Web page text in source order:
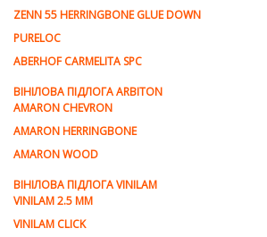
ZENN 55 HERRINGBONE GLUE DOWN
PURELOC
ABERHOF CARMELITA SPC
ВІНІЛОВА ПІДЛОГА ARBITON
AMARON CHEVRON
AMARON HERRINGBONE
AMARON WOOD
ВІНІЛОВА ПІДЛОГА VINILAM
VINILAM 2.5 MM
VINILAM CLICK